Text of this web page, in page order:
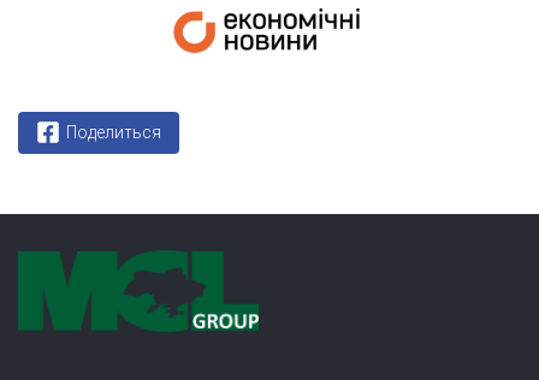
Поделиться